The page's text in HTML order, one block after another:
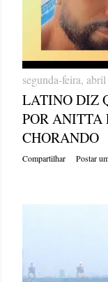
segunda-feira,
LATINO DIZ
POR ANITTA
CHORANDO
Compartilhar Postar